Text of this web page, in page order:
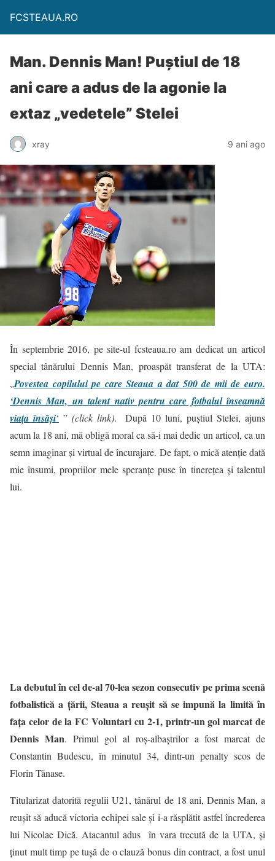
FCSTEAUA.RO
Man. Dennis Man! Puștiul de 18
ani care a adus de la agonie la
extaz „vedetele” Stelei
xray 9 ani ago
În septembrie 2016, pe site-ul fcsteaua.ro am dedicat un articol
special tânărului Dennis Man, proaspăt transferat de la UTA:
„Povestea copilului pe care Steaua a dat 500 de mii de euro.
‘Dennis Man, un talent nativ pentru care fotbalul înseamnă
viaţa însăşi‘ ” (click link). După 10 luni, puștiul Stelei, ajuns
acum la 18 ani, mă obligă moral ca să-i mai dedic un articol, ca un
semn imaginar și virtual de încurajare. De fapt, o mică atenție dată
mie însumi, propriilor mele speranțe puse în tinerețea și talentul
lui.
La debutul în cel de-al 70-lea sezon consecutiv pe prima scenă
fotbalistică a țării, Steaua a reușit să se impună la limită în
fața celor de la FC Voluntari cu 2-1, printr-un gol marcat de
Dennis Man. Primul gol al roș-albaștrilor a fost marcat de
Constantin Budescu, în minutul 34, dintr-un penalty scos de
Florin Tănase.
Titularizat datorită regulii U21, tânărul de 18 ani, Dennis Man, a
reușit să aducă victoria echipei sale și i-a răsplătit astfel încrederea
lui Nicolae Dică. Atacantul adus în vara trecută de la UTA, și
ținut mult timp pe tușă de o clauză bonus din contract, a fost unul